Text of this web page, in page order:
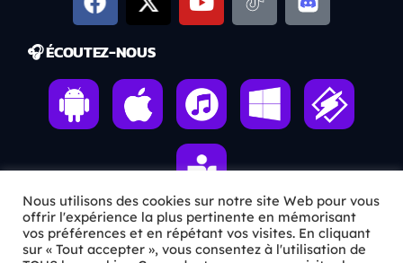
🎧 ÉCOUTEZ-NOUS
ℹ️ INFOS PRATIQUES
Nous utilisons des cookies sur notre site Web pour vous
offrir l'expérience la plus pertinente en mémorisant
vos préférences et en répétant vos visites. En cliquant
sur « Tout accepter », vous consentez à l'utilisation de